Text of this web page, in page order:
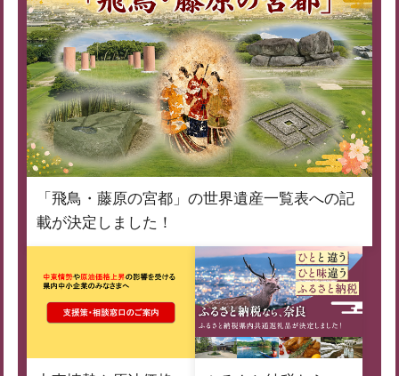
「飛鳥・藤原の宮都」の世界遺産一覧表への記
載が決定しました！